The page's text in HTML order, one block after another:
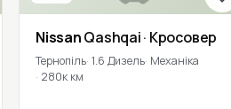
NissanQashqai· Кросовер
Тернопіль 1.6 Дизель Механіка
280к км